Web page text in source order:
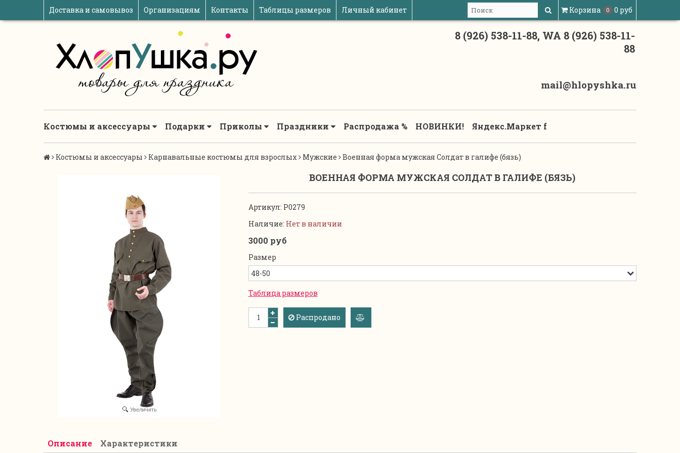
Доставка и самовывоз Организациям Контакты Таблицы размеров Личный кабинет Корзина 0 0 руб
8 (926) 538-11-88, WA 8 (926) 538-11-
88
mail@hlopyshka.ru
Костюмы и аксессуары Подарки Приколы Праздники Распродажа % НОВИНКИ! Яндекс.Маркет f
Костюмы и аксессуары Карнавальные костюмы для взрослых Мужские Военная форма мужская Солдат в галифе (бязь)
Увеличить
ВОЕННАЯ ФОРМА МУЖСКАЯ СОЛДАТ В ГАЛИФЕ (БЯЗЬ)
Артикул: P0279
Наличие: Нет в наличии
3000 руб
Размер
Таблица размеров
Распродано
Описание Характеристики